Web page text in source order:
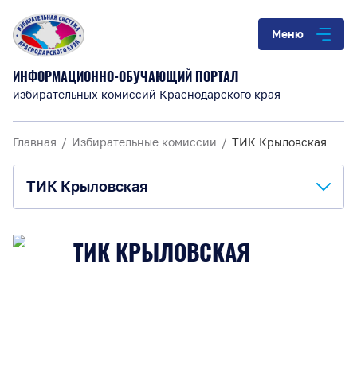
Меню
ИНФОРМАЦИОННО-ОБУЧАЮЩИЙ ПОРТАЛ
избирательных комиссий Краснодарского края
Главная Избирательные комиссии ТИК Крыловская
ТИК Крыловская
ТИК КРЫЛОВСКАЯ